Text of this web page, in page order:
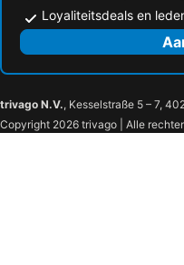
Loyaliteitsdeals en
trivago N.V., Kesselstraße 5 – 7,
Copyright 2026 trivago | Alle